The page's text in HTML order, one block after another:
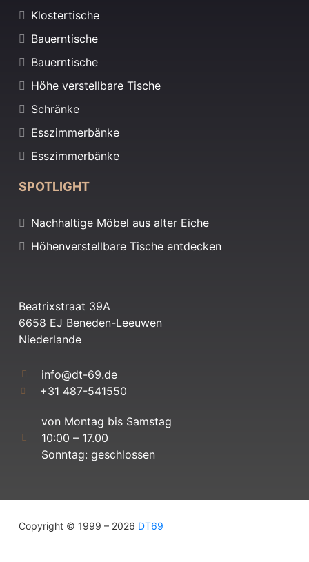
Klostertische
Bauerntische
Bauerntische
Höhe verstellbare Tische
Schränke
Esszimmerbänke
Esszimmerbänke
SPOTLIGHT
Nachhaltige Möbel aus alter Eiche
Höhenverstellbare Tische entdecken
Beatrixstraat 39A
6658 EJ Beneden-Leeuwen
Niederlande
info@dt-69.de
+31 487-541550
von Montag bis Samstag
10:00 – 17.00
Sonntag: geschlossen
Copyright © 1999 – 2026 DT69